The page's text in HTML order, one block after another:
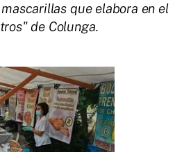
que elabora en el
de Colunga.